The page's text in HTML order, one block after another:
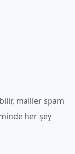
mailler spam
her şey